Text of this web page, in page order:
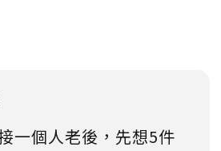
一個人老後，先想5件